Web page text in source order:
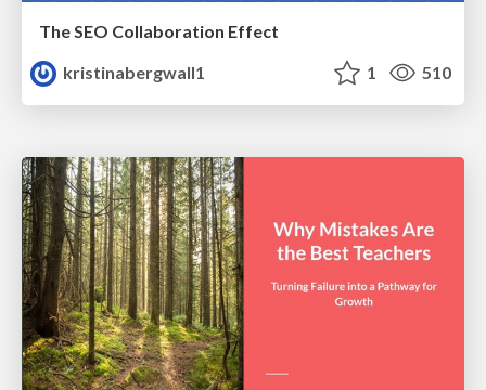
The SEO Collaboration Effect
kristinabergwall1
1 510